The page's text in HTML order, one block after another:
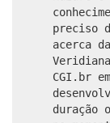
preciso
acerca
CGI.br
duração